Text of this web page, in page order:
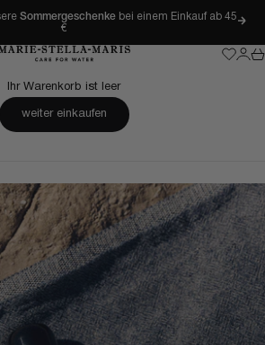
Sommergeschenke bei einem Einkauf ab 45
€
Vor
Stella-Maris
Ihr Warenkorb ist leer
weiter einkaufen